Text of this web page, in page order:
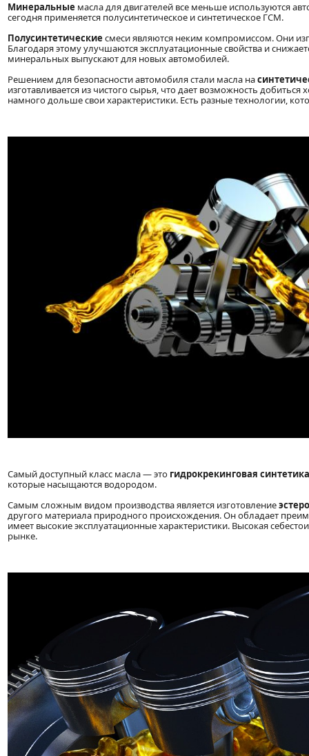
Минеральные масла для двигателей все меньше используются
сегодня применяется полусинтетическое и синтетическое ГСМ.
Полусинтетические смеси являются неким компромиссом. Они
Благодаря этому улучшаются эксплуатационные свойства и
минеральных выпускают для новых автомобилей.
Решением для безопасности автомобиля стали масла на
изготавливается из чистого сырья, что дает возможность
намного дольше свои характеристики. Есть разные технологии,
Самый доступный класс масла — это гидрокрекинговая синтетика
которые насыщаются водородом.
Самым сложным видом производства является изготовление
другого материала природного происхождения. Он обладает
имеет высокие эксплуатационные характеристики. Высокая
рынке.